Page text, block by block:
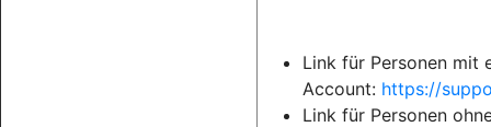
Link für Personen mit
Account: https://
Link für Personen